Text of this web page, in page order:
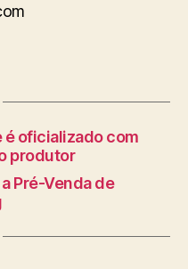
é oficializado com
produtor
Pré-Venda de